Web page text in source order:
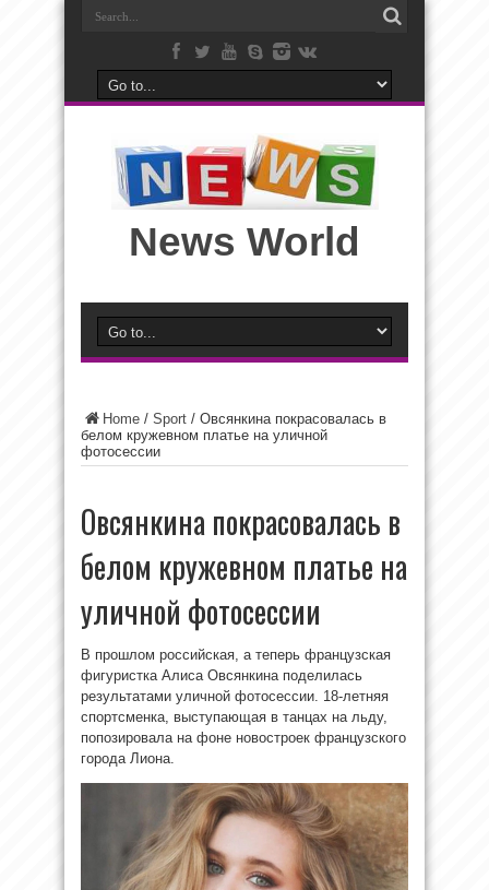
News World
Home / Sport / Овсянкина покрасовалась в
белом кружевном платье на уличной
фотосессии
Овсянкина покрасовалась в
белом кружевном платье на
уличной фотосессии
В прошлом российская, а теперь французская
фигуристка Алиса Овсянкина поделилась
результатами уличной фотосессии. 18-летняя
спортсменка, выступающая в танцах на льду,
попозировала на фоне новостроек французского
города Лиона.